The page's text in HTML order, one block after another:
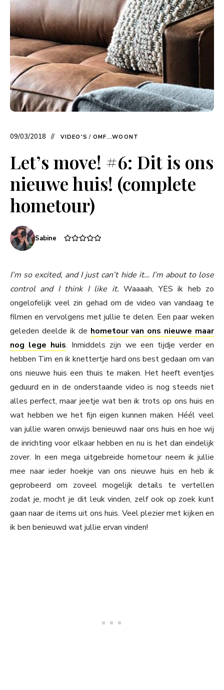
09/03/2018 VIDEO'S / OMF...WOONT
Let’s move! #6: Dit is ons
nieuwe huis! (complete
hometour)
Sabine
I’m so excited, and I just can’t hide it… I’m about to lose
control and I think I like it. Waaaah, YES ik heb zo
ongelofelijk veel zin gehad om de video van vandaag te
filmen en vervolgens met jullie te delen. Een paar weken
geleden deelde ik de hometour van ons nieuwe maar
nog lege huis. Inmiddels zijn we een tijdje verder en
hebben Tim en ik knettertje hard ons best gedaan om van
ons nieuwe huis een thuis te maken. Het heeft eventjes
geduurd en in de onderstaande video is nog steeds niet
alles perfect, maar jeetje wat ben ik trots op ons huis en
wat hebben we het fijn eigen kunnen maken. Héél veel
van jullie waren onwijs benieuwd naar ons huis en hoe wij
de inrichting voor elkaar hebben en nu is het dan eindelijk
zover. In een mega uitgebreide hometour neem ik jullie
mee naar ieder hoekje van ons nieuwe huis en heb ik
geprobeerd om zoveel mogelijk details te vertellen
zodat je, mocht je dit leuk vinden, zelf ook op zoek kunt
gaan naar de items uit ons huis. Veel plezier met kijken en
ik ben benieuwd wat jullie ervan vinden!